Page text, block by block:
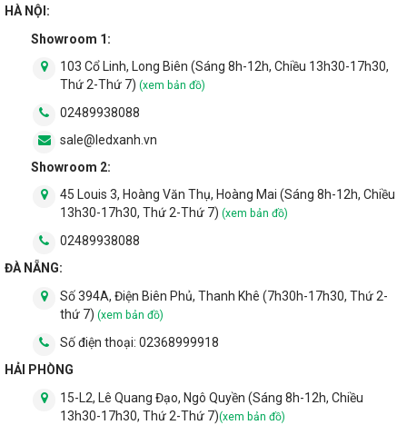
Phân loại đèn ngoài trời
Đèn gắn tường ngoài trời - Ý tưởng trang trí cho ngôi nhà
hiện đại
Đèn pha led ngoài trời - Phân loại và ứng dụng phổ biến của
đèn
Đèn hắt sân vườn - Những sai lầm phổ biến khi lắp đặt bạn
Đèn hắt cây - Gợi ý những mẫu đèn phù hợp
Đèn trụ sân vườn - Một vài thông tin bạn cần biết trước khi
mua đèn
Đèn nấm sân vườn - Làm thế nào để chọn đúng đèn bạn
cần?
Cột đèn sân vườn - Cấu tạo, phân loại và công năng của
sản phẩm
HÀ NỘI:
Showroom 1:
103 Cổ Linh, Long Biên (Sáng 8h-12h, Chiều 13h30-17h30,
Thứ 2-Thứ 7) (xem bản đồ)
02489938088
sale@ledxanh.vn
Showroom 2:
45 Louis 3, Hoàng Văn Thụ, Hoàng Mai (Sáng 8h-12h, Chiều
13h30-17h30, Thứ 2-Thứ 7) (xem bản đồ)
02489938088
ĐÀ NẴNG:
Số 394A, Điện Biên Phủ, Thanh Khê (7h30h-17h30, Thứ 2-
thứ 7) (xem bản đồ)
Số điện thoại: 02368999918
HẢI PHÒNG
15-L2, Lê Quang Đạo, Ngô Quyền (Sáng 8h-12h, Chiều
13h30-17h30, Thứ 2-Thứ 7)(xem bản đồ)